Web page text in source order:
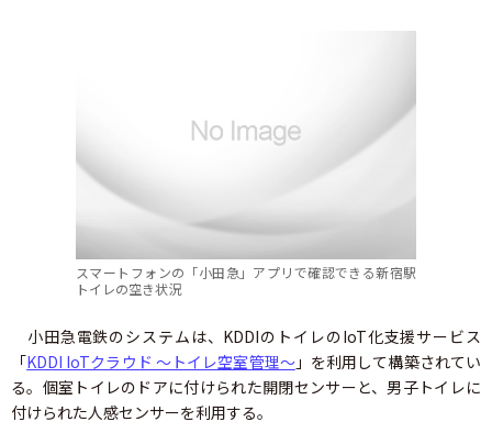
スマートフォンの「小田急」アプリで確認できる新宿駅
トイレの空き状況
小田急電鉄のシステムは、KDDIのトイレのIoT化支援サービス
「KDDI IoTクラウド ～トイレ空室管理～」を利用して構築されてい
る。個室トイレのドアに付けられた開閉センサーと、男子トイレに
付けられた人感センサーを利用する。